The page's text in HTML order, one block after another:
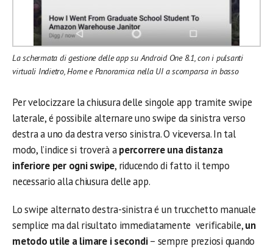
La schermata di gestione delle app su Android One 8.1, con i pulsanti
virtuali Indietro, Home e Panoramica nella UI a scomparsa in basso
Per velocizzare la chiusura delle singole app tramite swipe
laterale, é possibile alternare uno swipe da sinistra verso
destra a uno da destra verso sinistra. O viceversa. In tal
modo, l’indice si troverà apercorrere una distanza
inferiore per ogni swipe, riducendo di fatto il tempo
necessario alla chiusura delle app.
Lo swipe alternato destra-sinistra é un trucchetto manuale
semplice ma dal risultato immediatamente verificabile,un
metodo utile a limare i secondi– sempre preziosi quando